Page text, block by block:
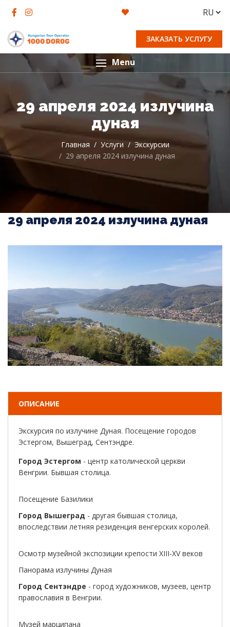
ЗАКАЗАТЬ УСЛУГУ
Menu
29 апреля 2024 излучина
дуная
Главная Услуги
Экскурсии
29 апреля 2024 излучина дуная
29 апреля 2024 излучина дуная
ОПИСАНИЕ
Экскурсия по излучине Дуная. Посещение городов
Эстергом, Вышеград, Сентэндре.
Город Эстергом - центр католической церкви
Венгрии. Бывшая столица.
Посещение Базилики
Город Вышеград - другая бывшая столица,
впоследствии летняя резиденция венгерских королей.
Осмотр музейной экспозиции крепости XIII-XV веков
Панорама излучины Дуная
Город Сентэндре - город художников, музеев, центр
православия в Венгрии.
Музей марципана